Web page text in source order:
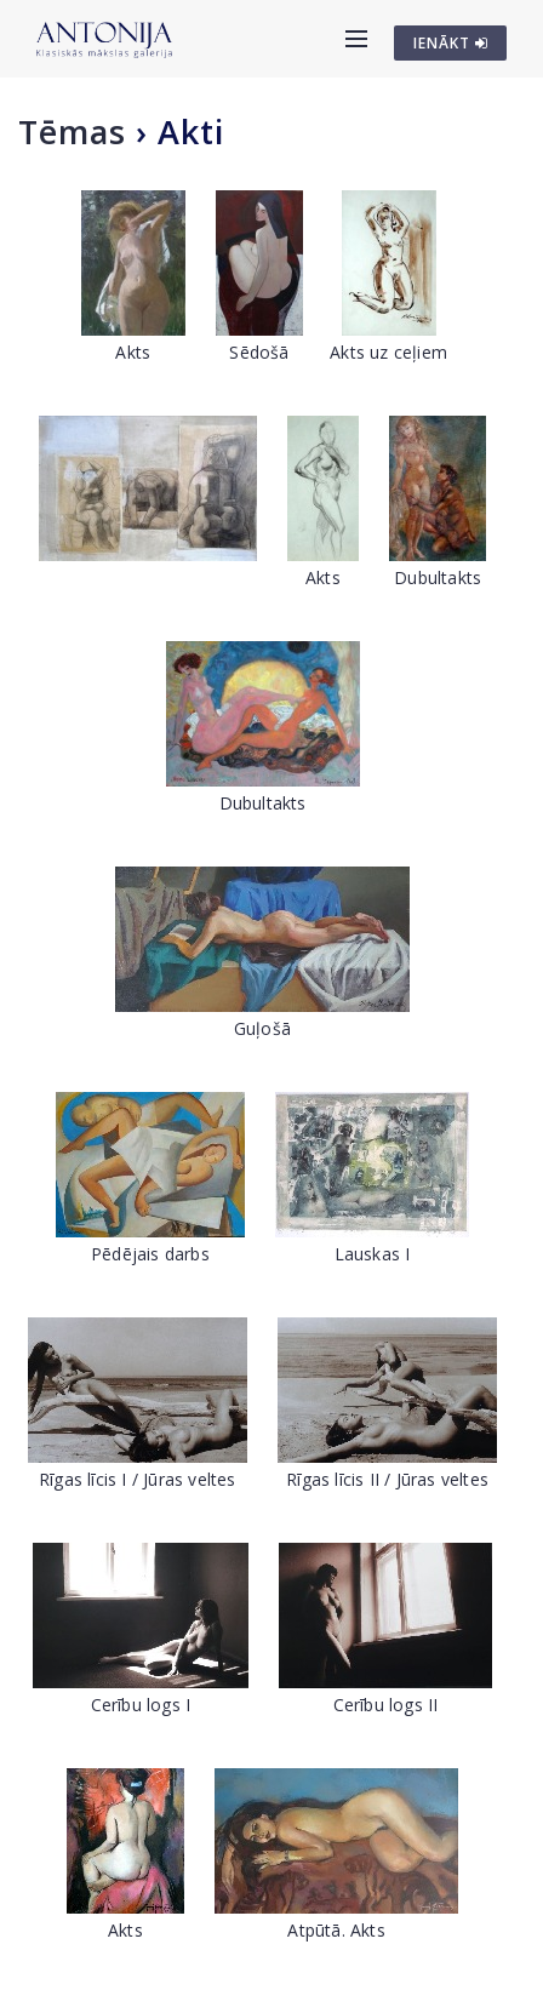
IENĀKT
Tēmas › Akti
Akts Sēdošā Akts uz ceļiem
Akts Dubultakts
Dubultakts
Guļošā
Pēdējais darbs Lauskas I
Rīgas līcis I / Jūras veltes Rīgas līcis II / Jūras veltes
Cerību logs I Cerību logs II
Akts Atpūtā. Akts